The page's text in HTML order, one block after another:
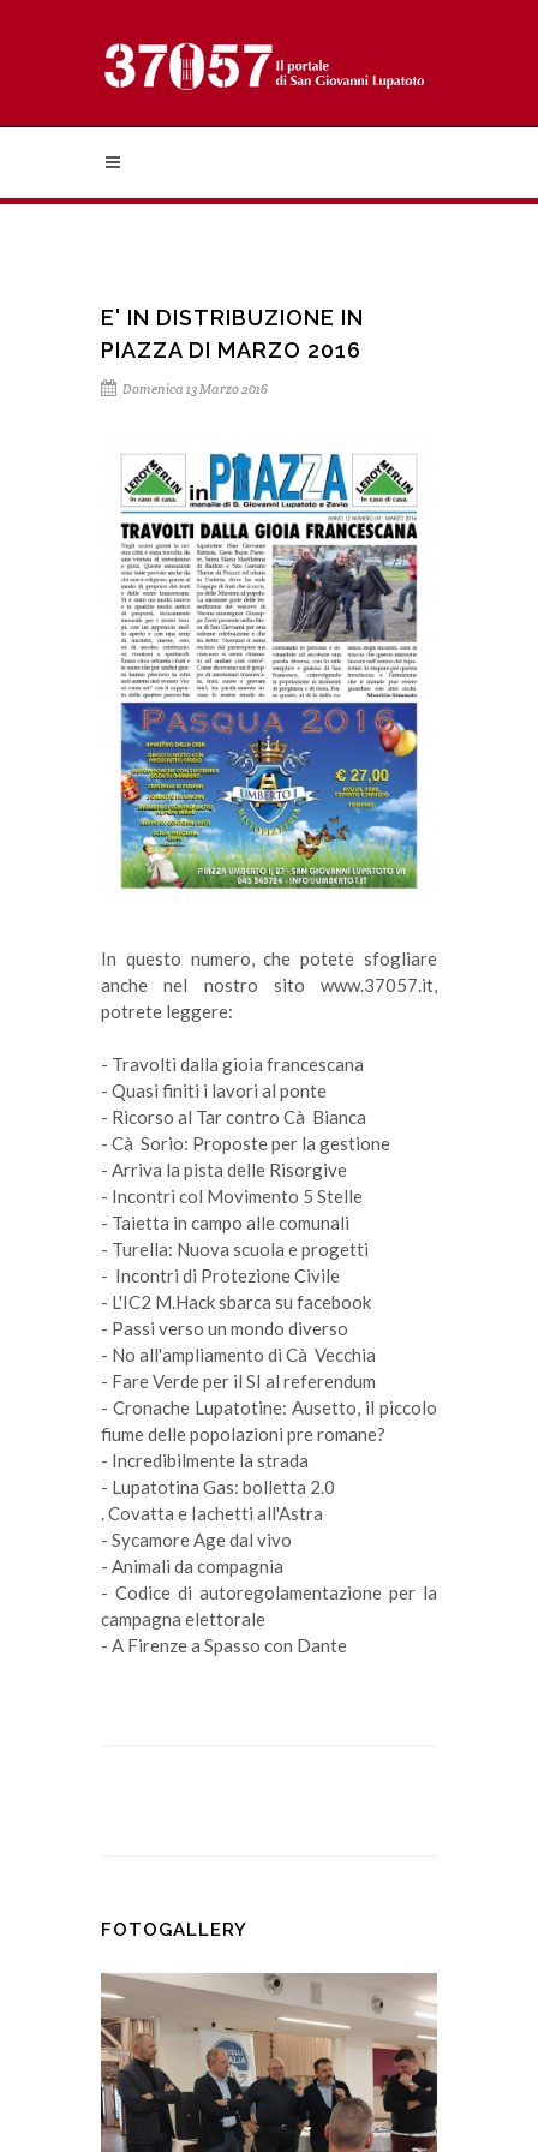
E' IN DISTRIBUZIONE IN
PIAZZA DI MARZO 2016
Domenica 13 Marzo 2016
In questo numero, che potete sfogliare
anche nel nostro sito www.37057.it,
potrete leggere:
- Travolti dalla gioia francescana
- Quasi finiti i lavori al ponte
- Ricorso al Tar contro Cà Bianca
- Cà Sorio: Proposte per la gestione
- Arriva la pista delle Risorgive
- Incontri col Movimento 5 Stelle
- Taietta in campo alle comunali
- Turella: Nuova scuola e progetti
- Incontri di Protezione Civile
- L'IC2 M.Hack sbarca su facebook
- Passi verso un mondo diverso
- No all'ampliamento di Cà Vecchia
- Fare Verde per il SI al referendum
- Cronache Lupatotine: Ausetto, il piccolo
fiume delle popolazioni pre romane?
- Incredibilmente la strada
- Lupatotina Gas: bolletta 2.0
. Covatta e Iachetti all'Astra
- Sycamore Age dal vivo
- Animali da compagnia
- Codice di autoregolamentazione per la
campagna elettorale
- A Firenze a Spasso con Dante
FOTOGALLERY